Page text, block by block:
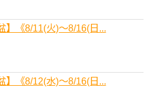
《8/11(火)～8/16(日...
《8/12(水)～8/16(日...